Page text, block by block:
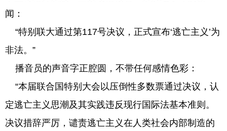
闻：
“特别联大通过第117号决议，正式宣布‘逃亡主义’为
非法。”
播音员的声音字正腔圆，不带任何感情色彩：
“本届联合国特别大会以压倒性多数票通过决议，认
定逃亡主义思潮及其实践违反现行国际法基本准则。
决议措辞严厉，谴责逃亡主义在人类社会内部制造的